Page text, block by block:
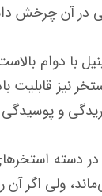
داشته باشند و
با دوام
نیز قابلیت
و پوسیدگی
آن را لب به لب پر